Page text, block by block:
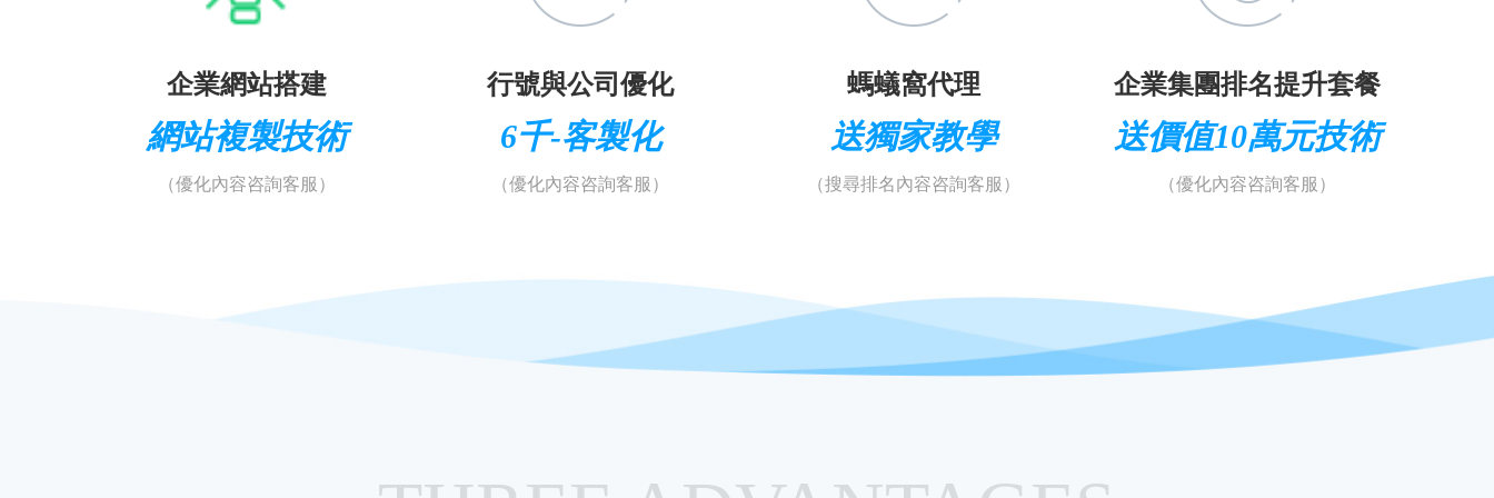
企業網站搭建
網站複製技術
（優化內容咨詢客服）
行號與公司優化
6千-客製化
（優化內容咨詢客服）
螞蟻窩代理
送獨家教學
（搜尋排名內容咨詢客服）
企業集團排名提升套餐
送價值10萬元技術
（優化內容咨詢客服）